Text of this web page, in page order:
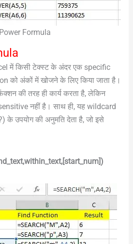
Power Formula
में किसी टेक्स्ट के अंदर एक specific
को अंकों में खोजने के लिए किया जाता है।
की तरह ही कार्य करता है, लेकिन
नहीं है। साथ ही, यह wildcard
उपयोग की अनुमति देता है, जो इसे